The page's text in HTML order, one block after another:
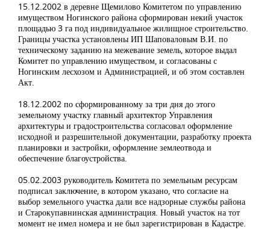
15.12.2002 в деревне Щемилово Комитетом по управлению
имуществом Ногинского района сформирован некий участок
площадью 3 га под индивидуальное жилищное строительство.
Границы участка установлены ИП Шаповаловым В.И. по
техническому заданию на межевание земель, которое выдал
Комитет по управлению имуществом, и согласованы с
Ногинским лесхозом и Администрацией, и об этом составлен
Акт.
18.12.2002 по сформированному за три дня до этого
земельному участку главный архитектор Управления
архитектуры и градостроительства согласовал оформление
исходной и разрешительной документации, разработку проекта
планировки и застройки, оформление землеотвода и
обеспечение благоустройства.
05.02.2003 руководитель Комитета по земельным ресурсам
подписал заключение, в котором указано, что согласие на
выбор земельного участка дали все надзорные службы района
и Старокупавнинская администрация. Новый участок на тот
момент не имел номера и не был зарегистрирован в Кадастре.